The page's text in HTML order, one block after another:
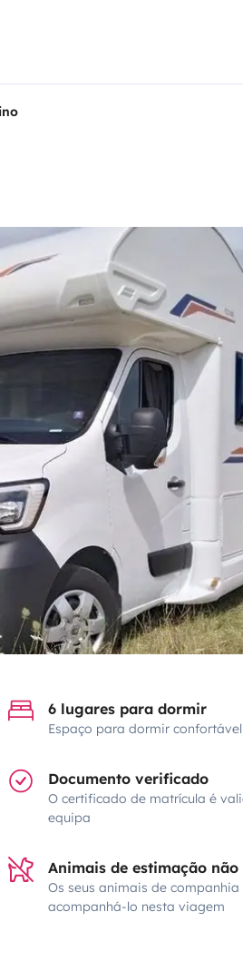
6 lugares para dormir
Espaço para dormir
Documento verificado
O certificado de matrícula é
equipa
Animais de estimação
Os seus animais de
acompanhá-lo nesta viagem